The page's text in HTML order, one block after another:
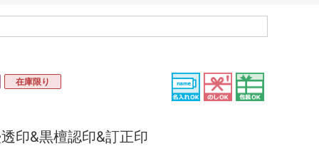
在庫限り
印&黒檀認印&訂正印